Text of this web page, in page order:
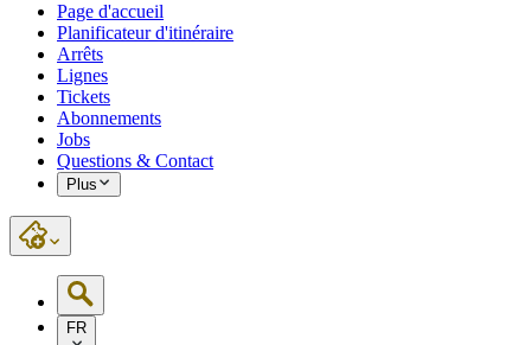
Page d'accueil
Planificateur d'itinéraire
Arrêts
Lignes
Tickets
Abonnements
Jobs
Questions & Contact
Plus
FR